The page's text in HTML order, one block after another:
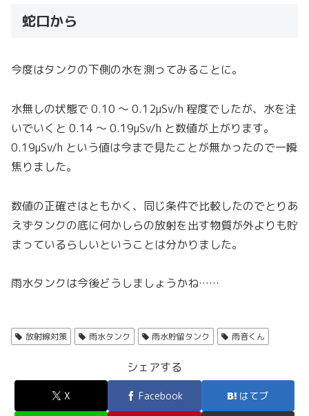
蛇口から
今度はタンクの下側の水を測ってみることに。
水無しの状態で 0.10 〜 0.12μSv/h 程度でしたが、水を注
いでいくと 0.14 〜 0.19μSv/h と数値が上がります。
0.19μSv/h という値は今まで見たことが無かったので一瞬
焦りました。
数値の正確さはともかく、同じ条件で比較したのでとりあ
えずタンクの底に何かしらの放射を出す物質が外よりも貯
まっているらしいということは分かりました。
雨水タンクは今後どうしましょうかね……
放射線対策 雨水タンク 雨水貯留タンク 雨音くん
シェアする
X Facebook はてブ